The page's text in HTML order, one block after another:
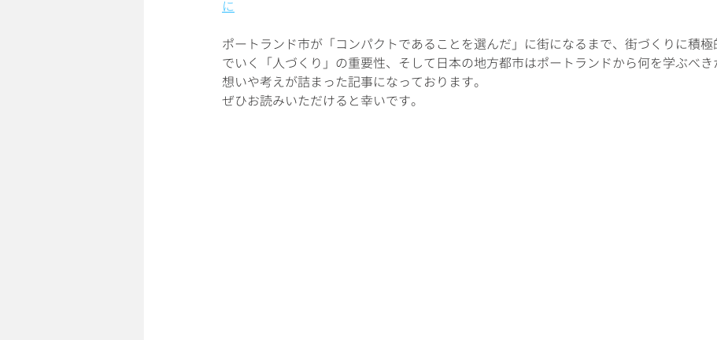
に
ポートランド市が「コンパクトであることを選んだ」に街になるまで、街づくりに積
でいく「人づくり」の重要性、そして日本の地方都市はポートランドから何を学ぶべ
想いや考えが詰まった記事になっております。
ぜひお読みいただけると幸いです。